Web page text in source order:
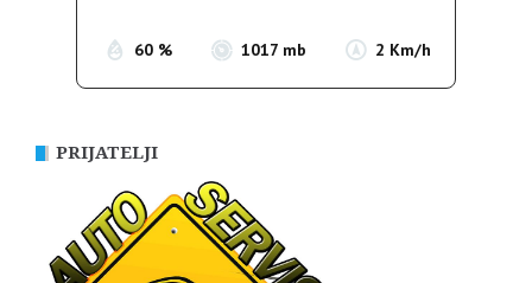
60 % 1017 mb 2 Km/h
PRIJATELJI